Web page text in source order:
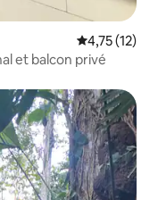
Évaluation
4,75 (12)
et balcon privé